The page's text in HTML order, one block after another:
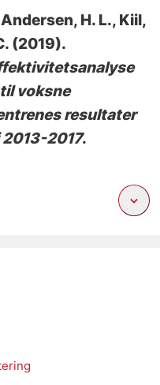
Andersen, H. L., Kiil,
(2019).
voksne
resultater
2017.